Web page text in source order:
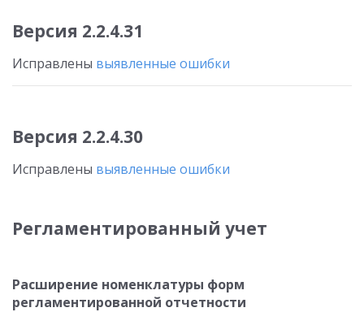
Версия 2.2.4.31
Исправлены выявленные ошибки
Версия 2.2.4.30
Исправлены выявленные ошибки
Регламентированный учет
Расширение номенклатуры форм
регламентированной отчетности